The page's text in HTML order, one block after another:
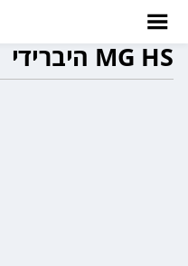
MG HS היברידי